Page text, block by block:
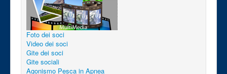
Foto dei soci
Video dei soci
Gite dei soci
Gite sociali
Agonismo Pesca in Apnea